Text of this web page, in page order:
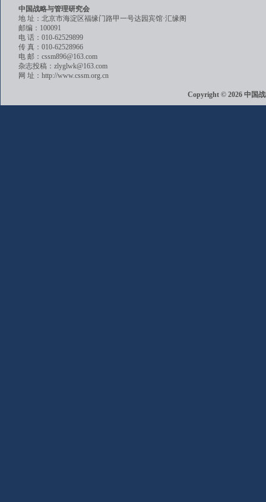
中国战略与管理研究会
地 址：北京市海淀区福缘门路甲一号达园宾馆·汇缘阁
邮编：100091
电 话：010-62529899
传 真：010-62528966
电 邮：cssm896@163.com
杂志投稿：zlyglwk@163.com
网 址：http://www.cssm.org.cn
Copyright © 2026 中国